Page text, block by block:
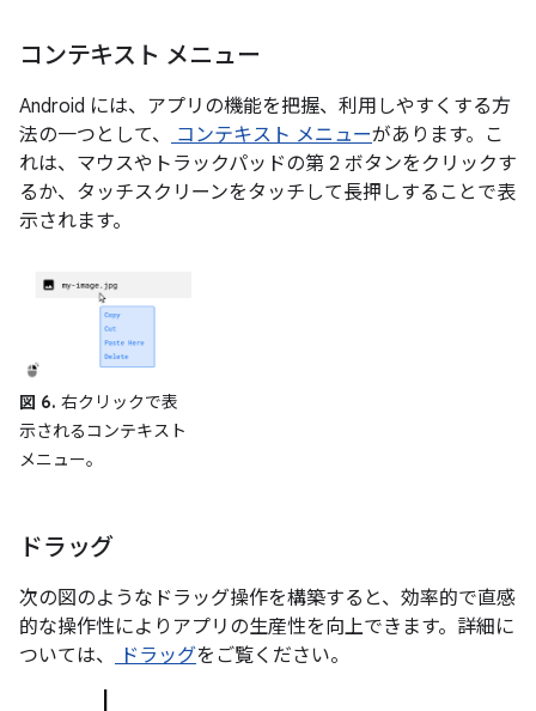
コンテキスト メニュー
Android には、アプリの機能を把握、利用しやすくする方
法の一つとして、
コンテキスト メニューがあります。こ
れは、マウスやトラックパッドの第 2 ボタンをクリックす
るか、タッチスクリーンをタッチして長押しすることで表
示されます。
図 6. 右クリックで表
示されるコンテキスト
メニュー。
ドラッグ
次の図のようなドラッグ操作を構築すると、効率的で直感
的な操作性によりアプリの生産性を向上できます。詳細に
ついては、
ドラッグをご覧ください。